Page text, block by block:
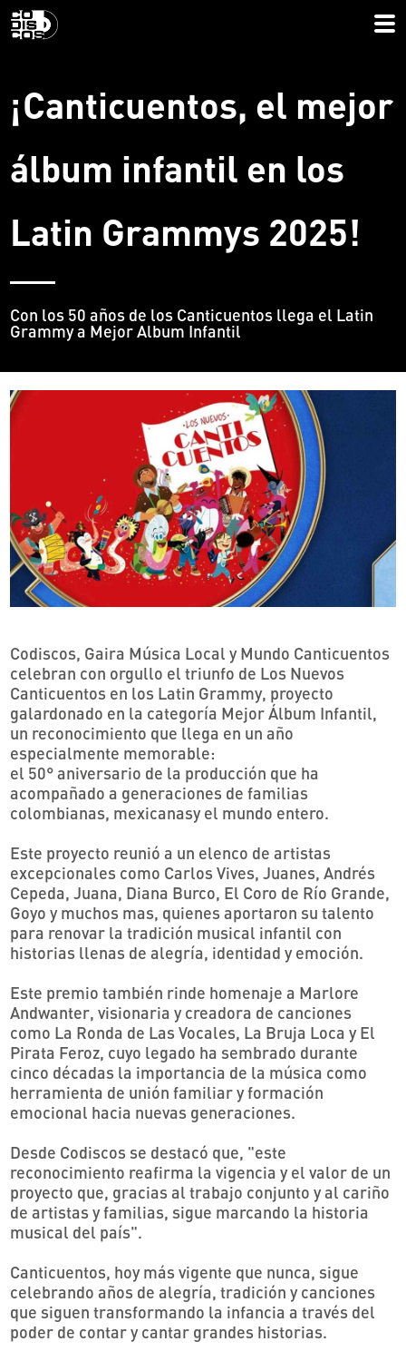
¡Canticuentos, el mejor
álbum infantil en los
Latin Grammys 2025!
Con los 50 años de los Canticuentos llega el Latin
Grammy a Mejor Album Infantil
Codiscos, Gaira Música Local y Mundo Canticuentos
celebran con orgullo el triunfo de Los Nuevos
Canticuentos en los Latin Grammy, proyecto
galardonado en la categoría Mejor Álbum Infantil,
un reconocimiento que llega en un año
especialmente memorable:
el 50° aniversario de la producción que ha
acompañado a generaciones de familias
colombianas, mexicanasy el mundo entero.
Este proyecto reunió a un elenco de artistas
excepcionales como Carlos Vives, Juanes, Andrés
Cepeda, Juana, Diana Burco, El Coro de Río Grande,
Goyo y muchos mas, quienes aportaron su talento
para renovar la tradición musical infantil con
historias llenas de alegría, identidad y emoción.
Este premio también rinde homenaje a Marlore
Andwanter, visionaria y creadora de canciones
como La Ronda de Las Vocales, La Bruja Loca y El
Pirata Feroz, cuyo legado ha sembrado durante
cinco décadas la importancia de la música como
herramienta de unión familiar y formación
emocional hacia nuevas generaciones.
Desde Codiscos se destacó que, "este
reconocimiento reafirma la vigencia y el valor de un
proyecto que, gracias al trabajo conjunto y al cariño
de artistas y familias, sigue marcando la historia
musical del país".
Canticuentos, hoy más vigente que nunca, sigue
celebrando años de alegría, tradición y canciones
que siguen transformando la infancia a través del
poder de contar y cantar grandes historias.